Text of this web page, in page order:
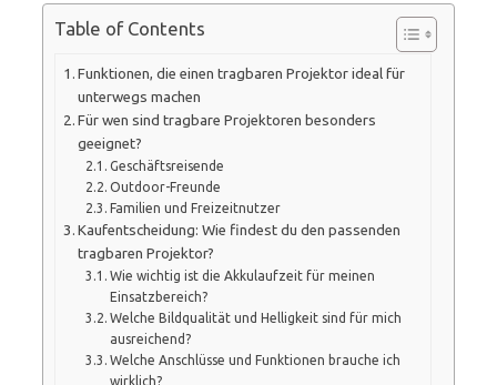
Table of Contents
Funktionen, die einen tragbaren Projektor ideal für
unterwegs machen
Für wen sind tragbare Projektoren besonders
geeignet?
Geschäftsreisende
Outdoor-Freunde
Familien und Freizeitnutzer
Kaufentscheidung: Wie findest du den passenden
tragbaren Projektor?
Wie wichtig ist die Akkulaufzeit für meinen
Einsatzbereich?
Welche Bildqualität und Helligkeit sind für mich
ausreichend?
Welche Anschlüsse und Funktionen brauche ich
wirklich?